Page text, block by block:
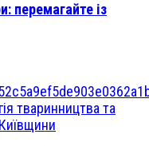
перемагайте із
тваринництва та